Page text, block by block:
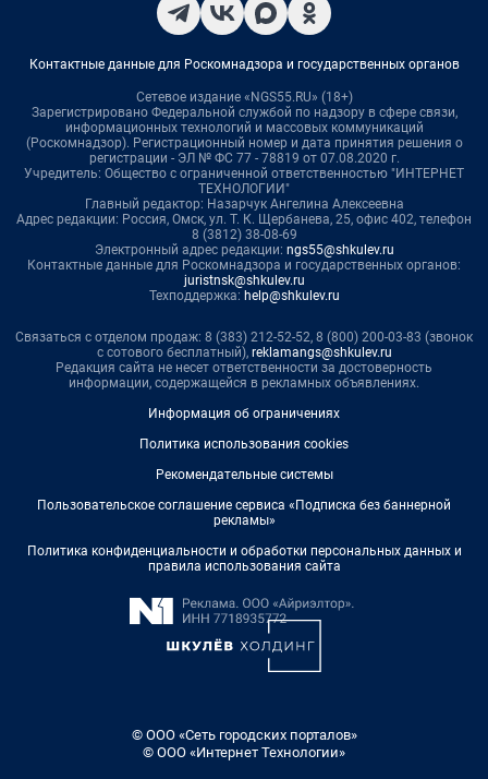
Контактные данные для Роскомнадзора и государственных органов
Сетевое издание «NGS55.RU» (18+)
Зарегистрировано Федеральной службой по надзору в сфере связи,
информационных технологий и массовых коммуникаций
(Роскомнадзор). Регистрационный номер и дата принятия решения о
регистрации - ЭЛ № ФС 77 - 78819 от 07.08.2020 г.
Учредитель: Общество с ограниченной ответственностью "ИНТЕРНЕТ
ТЕХНОЛОГИИ"
Главный редактор: Назарчук Ангелина Алексеевна
Адрес редакции: Россия, Омск, ул. Т. К. Щербанева, 25, офис 402, телефон
8 (3812) 38-08-69
Электронный адрес редакции: ngs55@shkulev.ru
Контактные данные для Роскомнадзора и государственных органов:
juristnsk@shkulev.ru
Техподдержка: help@shkulev.ru
Связаться с отделом продаж: 8 (383) 212-52-52, 8 (800) 200-03-83 (звонок
с сотового бесплатный), reklamangs@shkulev.ru
Редакция сайта не несет ответственности за достоверность
информации, содержащейся в рекламных объявлениях.
Информация об ограничениях
Политика использования cookies
Рекомендательные системы
Пользовательское соглашение сервиса «Подписка без баннерной
рекламы»
Политика конфиденциальности и обработки персональных данных и
правила использования сайта
© ООО «Сеть городских порталов»
© ООО «Интернет Технологии»